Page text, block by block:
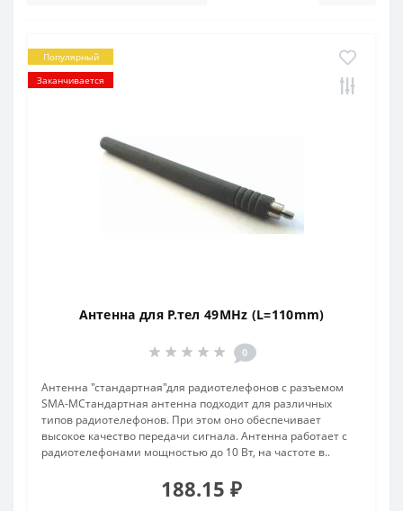
Популярный
Заканчивается
Антенна для Р.тел 49MHz (L=110mm)
0
Антенна "стандартная"для радиотелефонов с разъемом
SMA-MСтандартная антенна подходит для различных
типов радиотелефонов. При этом оно обеспечивает
высокое качество передачи сигнала. Антенна работает с
радиотелефонами мощностью до 10 Вт, на частоте в..
188.15 ₽